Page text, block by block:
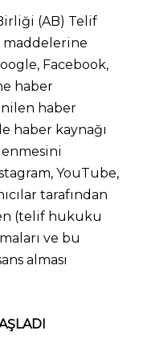
(AB) Telif
maddelerine
Facebook,
haber
haber
haber kaynağı
YouTube,
tarafından
(telif hukuku
ve bu
alması